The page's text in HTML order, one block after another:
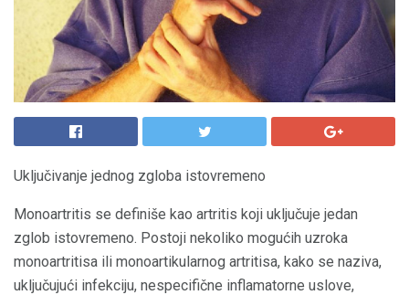
Uključivanje jednog zgloba istovremeno
Monoartritis se definiše kao artritis koji uključuje jedan
zglob istovremeno. Postoji nekoliko mogućih uzroka
monoartritisa ili monoartikularnog artritisa, kako se naziva,
uključujući infekciju, nespecifične inflamatorne uslove,